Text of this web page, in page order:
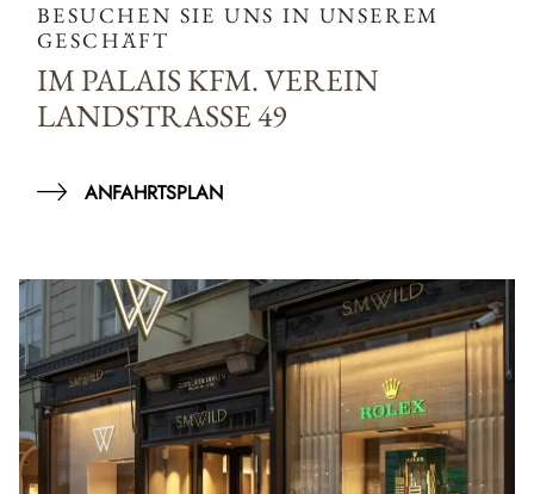
BESUCHEN SIE UNS IN UNSEREM
GESCHÄFT
IM PALAIS KFM. VEREIN
LANDSTRASSE 49
ANFAHRTSPLAN